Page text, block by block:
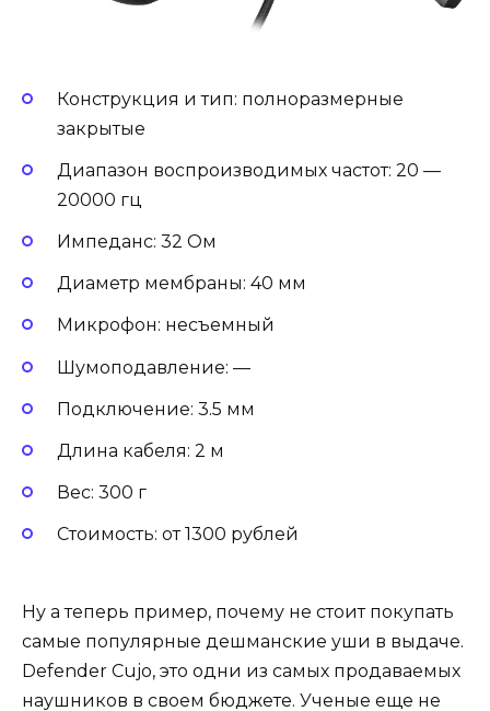
Конструкция и тип: полноразмерные
закрытые
Диапазон воспроизводимых частот: 20 —
20000 гц
Импеданс: 32 Ом
Диаметр мембраны: 40 мм
Микрофон: несъемный
Шумоподавление: —
Подключение: 3.5 мм
Длина кабеля: 2 м
Вес: 300 г
Стоимость: от 1300 рублей
Ну а теперь пример, почему не стоит покупать
самые популярные дешманские уши в выдаче.
Defender Cujo, это одни из самых продаваемых
наушников в своем бюджете. Ученые еще не